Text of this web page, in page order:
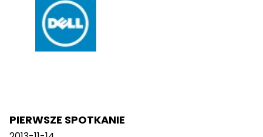
PIERWSZE SPOTKANIE